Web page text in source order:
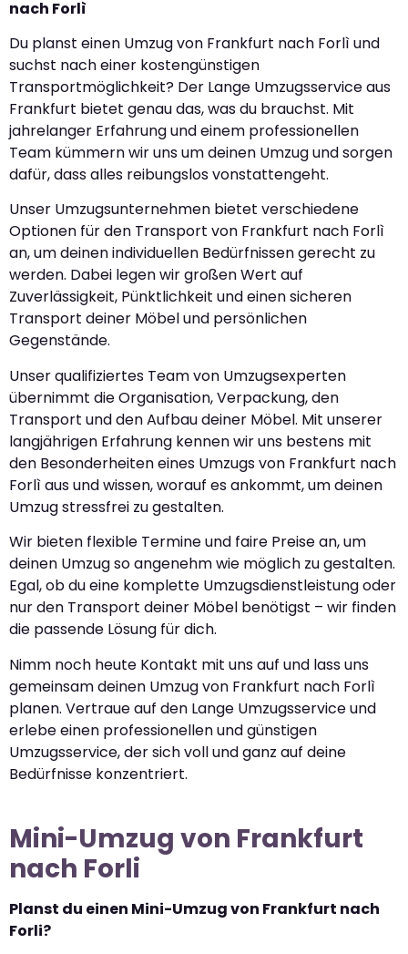
nach Forlì
Du planst einen Umzug von Frankfurt nach Forlì und
suchst nach einer kostengünstigen
Transportmöglichkeit? Der Lange Umzugsservice aus
Frankfurt bietet genau das, was du brauchst. Mit
jahrelanger Erfahrung und einem professionellen
Team kümmern wir uns um deinen Umzug und sorgen
dafür, dass alles reibungslos vonstattengeht.
Unser Umzugsunternehmen bietet verschiedene
Optionen für den Transport von Frankfurt nach Forlì
an, um deinen individuellen Bedürfnissen gerecht zu
werden. Dabei legen wir großen Wert auf
Zuverlässigkeit, Pünktlichkeit und einen sicheren
Transport deiner Möbel und persönlichen
Gegenstände.
Unser qualifiziertes Team von Umzugsexperten
übernimmt die Organisation, Verpackung, den
Transport und den Aufbau deiner Möbel. Mit unserer
langjährigen Erfahrung kennen wir uns bestens mit
den Besonderheiten eines Umzugs von Frankfurt nach
Forlì aus und wissen, worauf es ankommt, um deinen
Umzug stressfrei zu gestalten.
Wir bieten flexible Termine und faire Preise an, um
deinen Umzug so angenehm wie möglich zu gestalten.
Egal, ob du eine komplette Umzugsdienstleistung oder
nur den Transport deiner Möbel benötigst – wir finden
die passende Lösung für dich.
Nimm noch heute Kontakt mit uns auf und lass uns
gemeinsam deinen Umzug von Frankfurt nach Forlì
planen. Vertraue auf den Lange Umzugsservice und
erlebe einen professionellen und günstigen
Umzugsservice, der sich voll und ganz auf deine
Bedürfnisse konzentriert.
Mini-Umzug von Frankfurt
nach Forli
Planst du einen Mini-Umzug von Frankfurt nach
Forli?